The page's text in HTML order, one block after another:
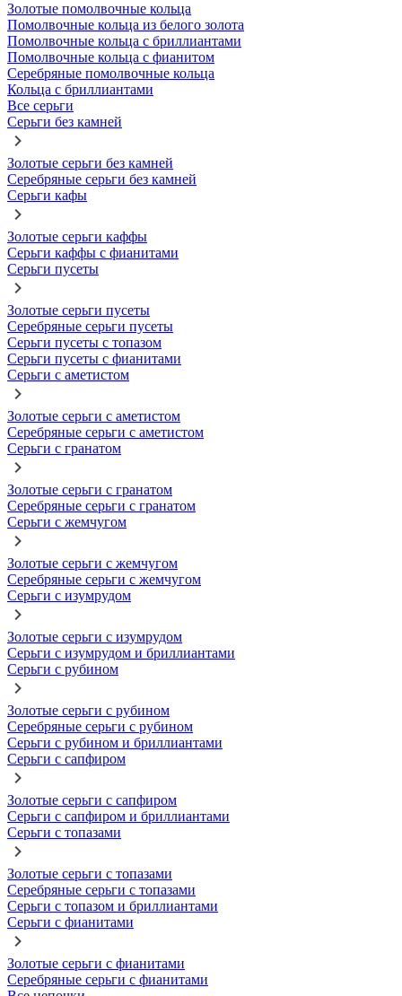
Золотые помолвочные кольца
Помолвочные кольца из белого золота
Помолвочные кольца с бриллиантами
Помолвочные кольца с фианитом
Серебряные помолвочные кольца
Кольца с бриллиантами
Все серьги
Серьги без камней
Золотые серьги без камней
Серебряные серьги без камней
Серьги кафы
Золотые серьги каффы
Серьги каффы с фианитами
Серьги пусеты
Золотые серьги пусеты
Серебряные серьги пусеты
Серьги пусеты с топазом
Серьги пусеты с фианитами
Серьги с аметистом
Золотые серьги с аметистом
Серебряные серьги с аметистом
Серьги с гранатом
Золотые серьги с гранатом
Серебряные серьги с гранатом
Серьги с жемчугом
Золотые серьги с жемчугом
Серебряные серьги с жемчугом
Серьги с изумрудом
Золотые серьги с изумрудом
Серьги с изумрудом и бриллиантами
Серьги с рубином
Золотые серьги с рубином
Серебряные серьги с рубином
Серьги с рубином и бриллиантами
Серьги с сапфиром
Золотые серьги с сапфиром
Серьги с сапфиром и бриллиантами
Серьги с топазами
Золотые серьги с топазами
Серебряные серьги с топазами
Серьги с топазом и бриллиантами
Серьги с фианитами
Золотые серьги с фианитами
Серебряные серьги с фианитами